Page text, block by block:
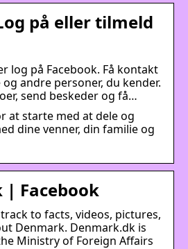
på eller tilmeld
log på Facebook. Få kontakt
andre personer, du kender.
send beskeder og få…
at starte med at dele og
dine venner, din familie og
| Facebook
to facts, videos, pictures,
Denmark. Denmark.dk is
Ministry of Foreign Affairs